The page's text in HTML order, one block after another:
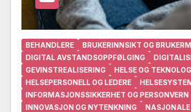
BEHANDLERE
BRUKERINNSIKT OG
DIGITAL AVSTANDSOPPFØLGING
GEVINSTREALISERING
HELSE OG
HELSEPERSONELL OG LEDERE
INFORMASJONSSIKKERHET OG PERSONVERN
INNOVASJON OG NYTENKNING